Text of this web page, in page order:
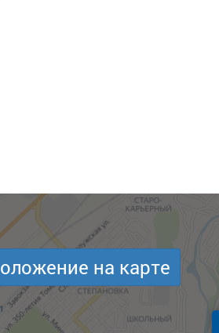
на карте